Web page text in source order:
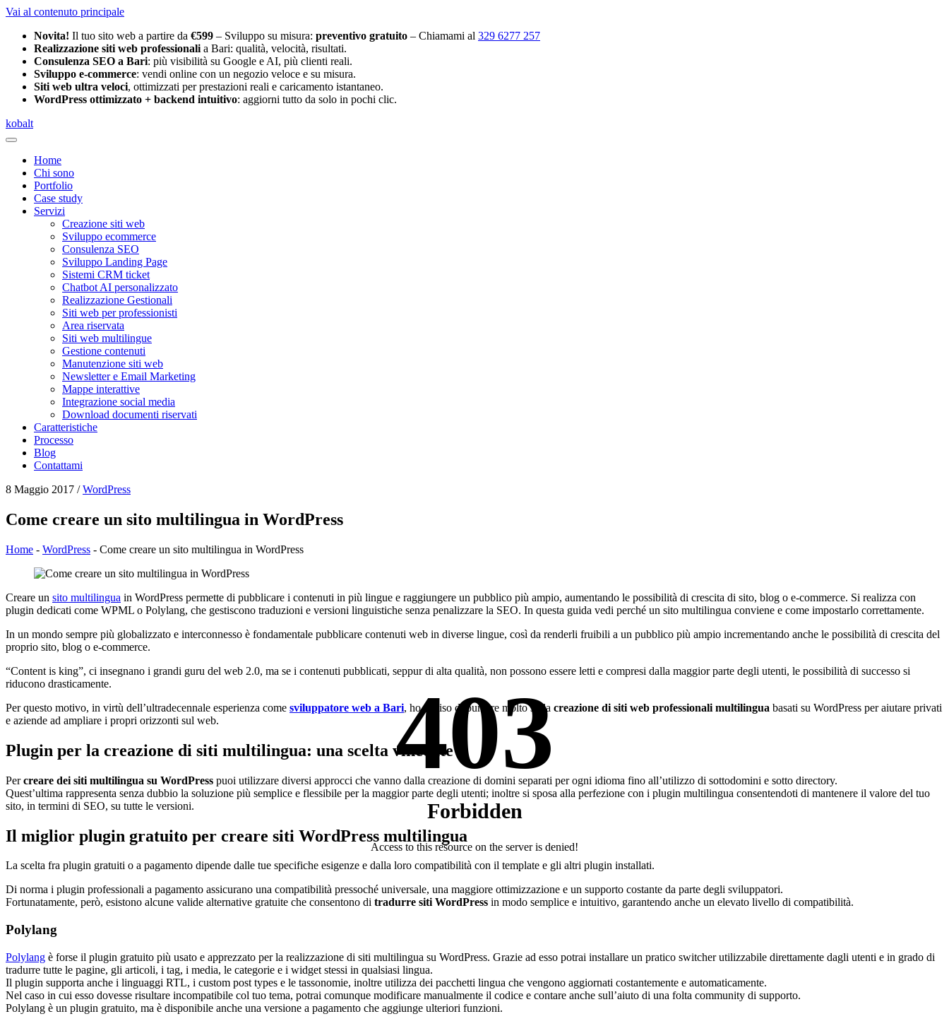
Vai al contenuto principale
Novita! Il tuo sito web a partire da €599 – Sviluppo su misura: preventivo gratuito – Chiamami al 329 6277 257
Realizzazione siti web professionali a Bari: qualità, velocità, risultati.
Consulenza SEO a Bari: più visibilità su Google e AI, più clienti reali.
Sviluppo e-commerce: vendi online con un negozio veloce e su misura.
Siti web ultra veloci, ottimizzati per prestazioni reali e caricamento istantaneo.
WordPress ottimizzato + backend intuitivo: aggiorni tutto da solo in pochi clic.
kobalt
Home
Chi sono
Portfolio
Case study
Servizi
Creazione siti web
Sviluppo ecommerce
Consulenza SEO
Sviluppo Landing Page
Sistemi CRM ticket
Chatbot AI personalizzato
Realizzazione Gestionali
Siti web per professionisti
Area riservata
Siti web multilingue
Gestione contenuti
Manutenzione siti web
Newsletter e Email Marketing
Mappe interattive
Integrazione social media
Download documenti riservati
Caratteristiche
Processo
Blog
Contattami
8 Maggio 2017 / WordPress
Come creare un sito multilingua in WordPress
Home - WordPress - Come creare un sito multilingua in WordPress
Creare un sito multilingua in WordPress permette di pubblicare i contenuti in più lingue e raggiungere un pubblico più ampio, aumentando le possibilità di crescita di sito, blog o e-commerce. Si realizza con
plugin dedicati come WPML o Polylang, che gestiscono traduzioni e versioni linguistiche senza penalizzare la SEO. In questa guida vedi perché un sito multilingua conviene e come impostarlo correttamente.
In un mondo sempre più globalizzato e interconnesso è fondamentale pubblicare contenuti web in diverse lingue, così da renderli fruibili a un pubblico più ampio incrementando anche le possibilità di crescita del
proprio sito, blog o e-commerce.
“Content is king”, ci insegnano i grandi guru del web 2.0, ma se i contenuti pubblicati, seppur di alta qualità, non possono essere letti e compresi dalla maggior parte degli utenti, le possibilità di successo si
riducono drasticamente.
Per questo motivo, in virtù dell’ultradecennale esperienza come sviluppatore web a Bari, ho deciso di puntare molto sulla creazione di siti web professionali multilingua basati su WordPress per aiutare privati
e aziende ad ampliare i propri orizzonti sul web.
Plugin per la creazione di siti multilingua: una scelta vincente
Percreare dei siti multilingua su WordPress puoi utilizzare diversi approcci che vanno dalla creazione di domini separati per ogni idioma fino all’utilizzo di sottodomini e sotto directory.
Quest’ultima rappresenta senza dubbio la soluzione più semplice e flessibile per la maggior parte degli utenti; inoltre si sposa alla perfezione con i plugin multilingua consentendoti di mantenere il valore del tuo
sito, in termini di SEO, su tutte le versioni.
Il miglior plugin gratuito per creare siti WordPress multilingua
La scelta fra plugin gratuiti o a pagamento dipende dalle tue specifiche esigenze e dalla loro compatibilità con il template e gli altri plugin installati.
Di norma i plugin professionali a pagamento assicurano una compatibilità pressoché universale, una maggiore ottimizzazione e un supporto costante da parte degli sviluppatori.
Fortunatamente, però, esistono alcune valide alternative gratuite che consentono di tradurre siti WordPress in modo semplice e intuitivo, garantendo anche un elevato livello di compatibilità.
Polylang
Polylang è forse il plugin gratuito più usato e apprezzato per la realizzazione di siti multilingua su WordPress. Grazie ad esso potrai installare un pratico switcher utilizzabile direttamente dagli utenti e in grado di
tradurre tutte le pagine, gli articoli, i tag, i media, le categorie e i widget stessi in qualsiasi lingua.
Il plugin supporta anche i linguaggi RTL, i custom post types e le tassonomie, inoltre utilizza dei pacchetti lingua che vengono aggiornati costantemente e automaticamente.
Nel caso in cui esso dovesse risultare incompatibile col tuo tema, potrai comunque modificare manualmente il codice e contare anche sull’aiuto di una folta community di supporto.
Polylang è un plugin gratuito, ma è disponibile anche una versione a pagamento che aggiunge ulteriori funzioni.
403
Forbidden
Access to this resource on the server is denied!